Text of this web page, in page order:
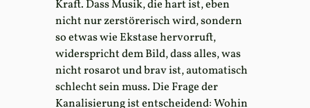
Kraft. Dass Musik, die hart ist, eben
nicht nur zerstörerisch wird, sondern
so etwas wie Ekstase hervorruft,
widerspricht dem Bild, dass alles, was
nicht rosarot und brav ist, automatisch
schlecht sein muss. Die Frage der
Kanalisierung ist entscheidend: Wohin